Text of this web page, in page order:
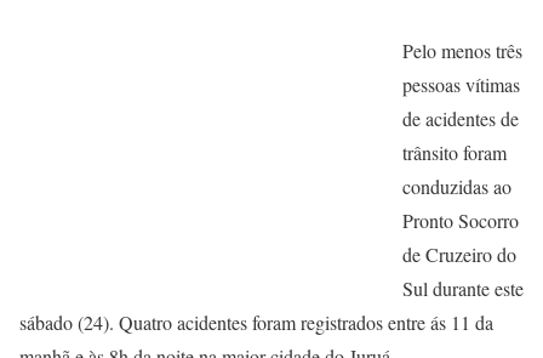
Pelo menos três
pessoas vítimas
de acidentes de
trânsito foram
conduzidas ao
Pronto Socorro
de Cruzeiro do
Sul durante este
sábado (24). Quatro acidentes foram registrados entre ás 11 da